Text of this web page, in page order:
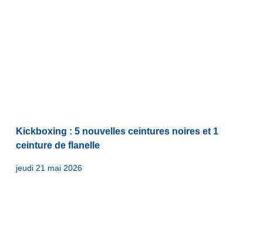
Kickboxing : 5 nouvelles ceintures noires et 1
ceinture de flanelle
jeudi 21 mai 2026